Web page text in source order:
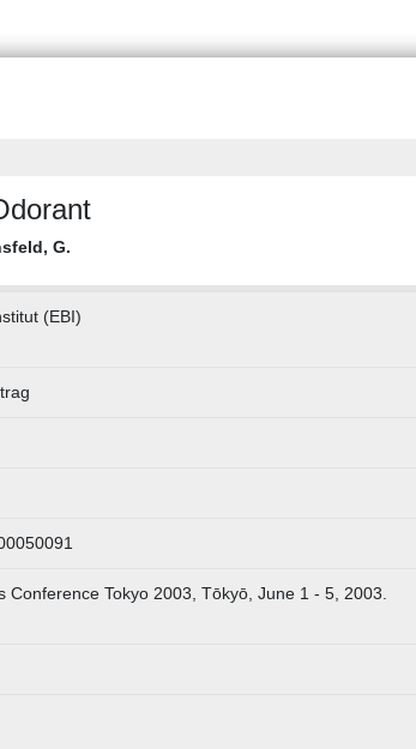
G.
(EBI)
Conference Tokyo 2003, Tōkyō, June 1 - 5, 2003.